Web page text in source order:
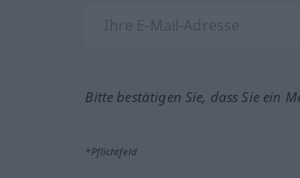
Bitte bestätigen Sie, dass Sie ein
*Pflichtfeld